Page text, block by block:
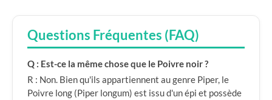
Questions Fréquentes (FAQ)
Q : Est-ce la même chose que le Poivre noir ?
R : Non. Bien qu'ils appartiennent au genre Piper, le
Poivre long (Piper longum) est issu d'un épi et possède